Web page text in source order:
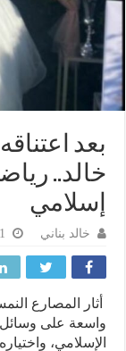
اعتناقه
رياضي
خالد بناني
المصارع
على وسائل
واختياره